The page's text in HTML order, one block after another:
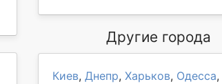
Другие города
Киев, Днепр, Харьков, Одесса,